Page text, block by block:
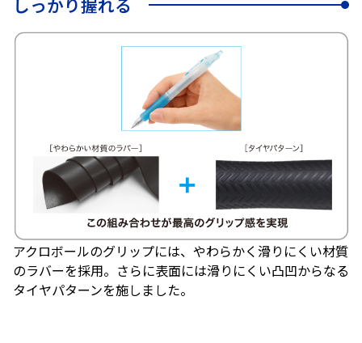
アクロボールのグリップには、やわらかく滑りにくい材質
のラバーを採用。さらに表面には滑りにくい凸凹からなる
タイヤパターンを施しました。